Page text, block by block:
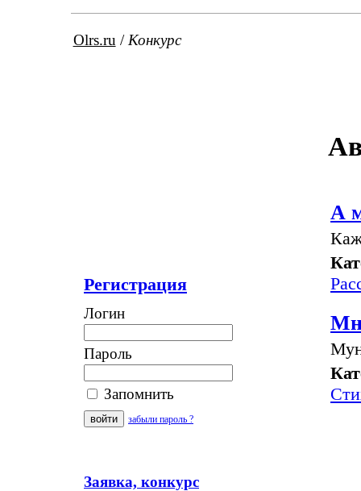
Olrs.ru / Конкурс
Регистрация
Логин
Пароль
Запомнить
забыли пароль ?
Заявка, конкурс
А